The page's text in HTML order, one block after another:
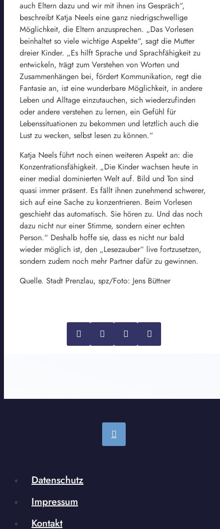
auch Eltern dazu und wir mit ihnen ins Gespräch“,
beschreibt Katja Neels eine ganz niedrigschwellige
Möglichkeit, die Eltern anzusprechen. „Das Vorlesen
beinhaltet so viele wichtige Aspekte“, sagt die Mutter
dreier Kinder. „Es hilft Sprache und Sprachfähigkeit zu
entwickeln, trägt zum Verstehen von Worten und
Zusammenhängen bei, fördert Kommunikation, regt die
Fantasie an, ist eine wunderbare Möglichkeit, in andere
Leben und Alltage einzutauchen, sich wiederzufinden
oder andere verstehen zu lernen, ein Gefühl für
Lebenssituationen zu bekommen und letztlich auch die
Lust zu wecken, selbst lesen zu können.“
Katja Neels führt noch einen weiteren Aspekt an: die
Konzentrationsfähigkeit. „Die Kinder wachsen heute in
einer medial dominierten Welt auf. Bild und Ton sind
quasi immer präsent. Es fällt ihnen zunehmend schwerer,
sich auf eine Sache zu konzentrieren. Beim Vorlesen
geschieht das automatisch. Sie hören zu. Und das noch
dazu nicht nur einer Stimme, sondern einer echten
Person.“ Deshalb hoffe sie, dass es nicht nur bald
wieder möglich ist, den „Lesezauber“ live fortzusetzen,
sondern zudem noch mehr Partner dafür zu gewinnen.
Quelle. Stadt Prenzlau, spz/Foto: Jens Büttner
Datenschutz
Impressum
Kontakt